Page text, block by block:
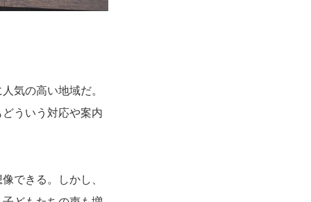
気の高い地域だ。
ういう対応や案内
できる。しかし、